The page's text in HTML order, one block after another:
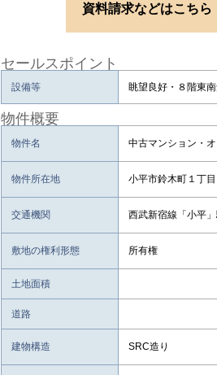
資料請求などはこちら
セールスポイント
設備等 眺望良好・８階東
物件概要
物件名 中古マンション・
物件所在地 小平市鈴木町１丁目
交通機関 西武新宿線「小平
敷地の権利形態 所有権
土地面積
道路
建物構造 SRC造り